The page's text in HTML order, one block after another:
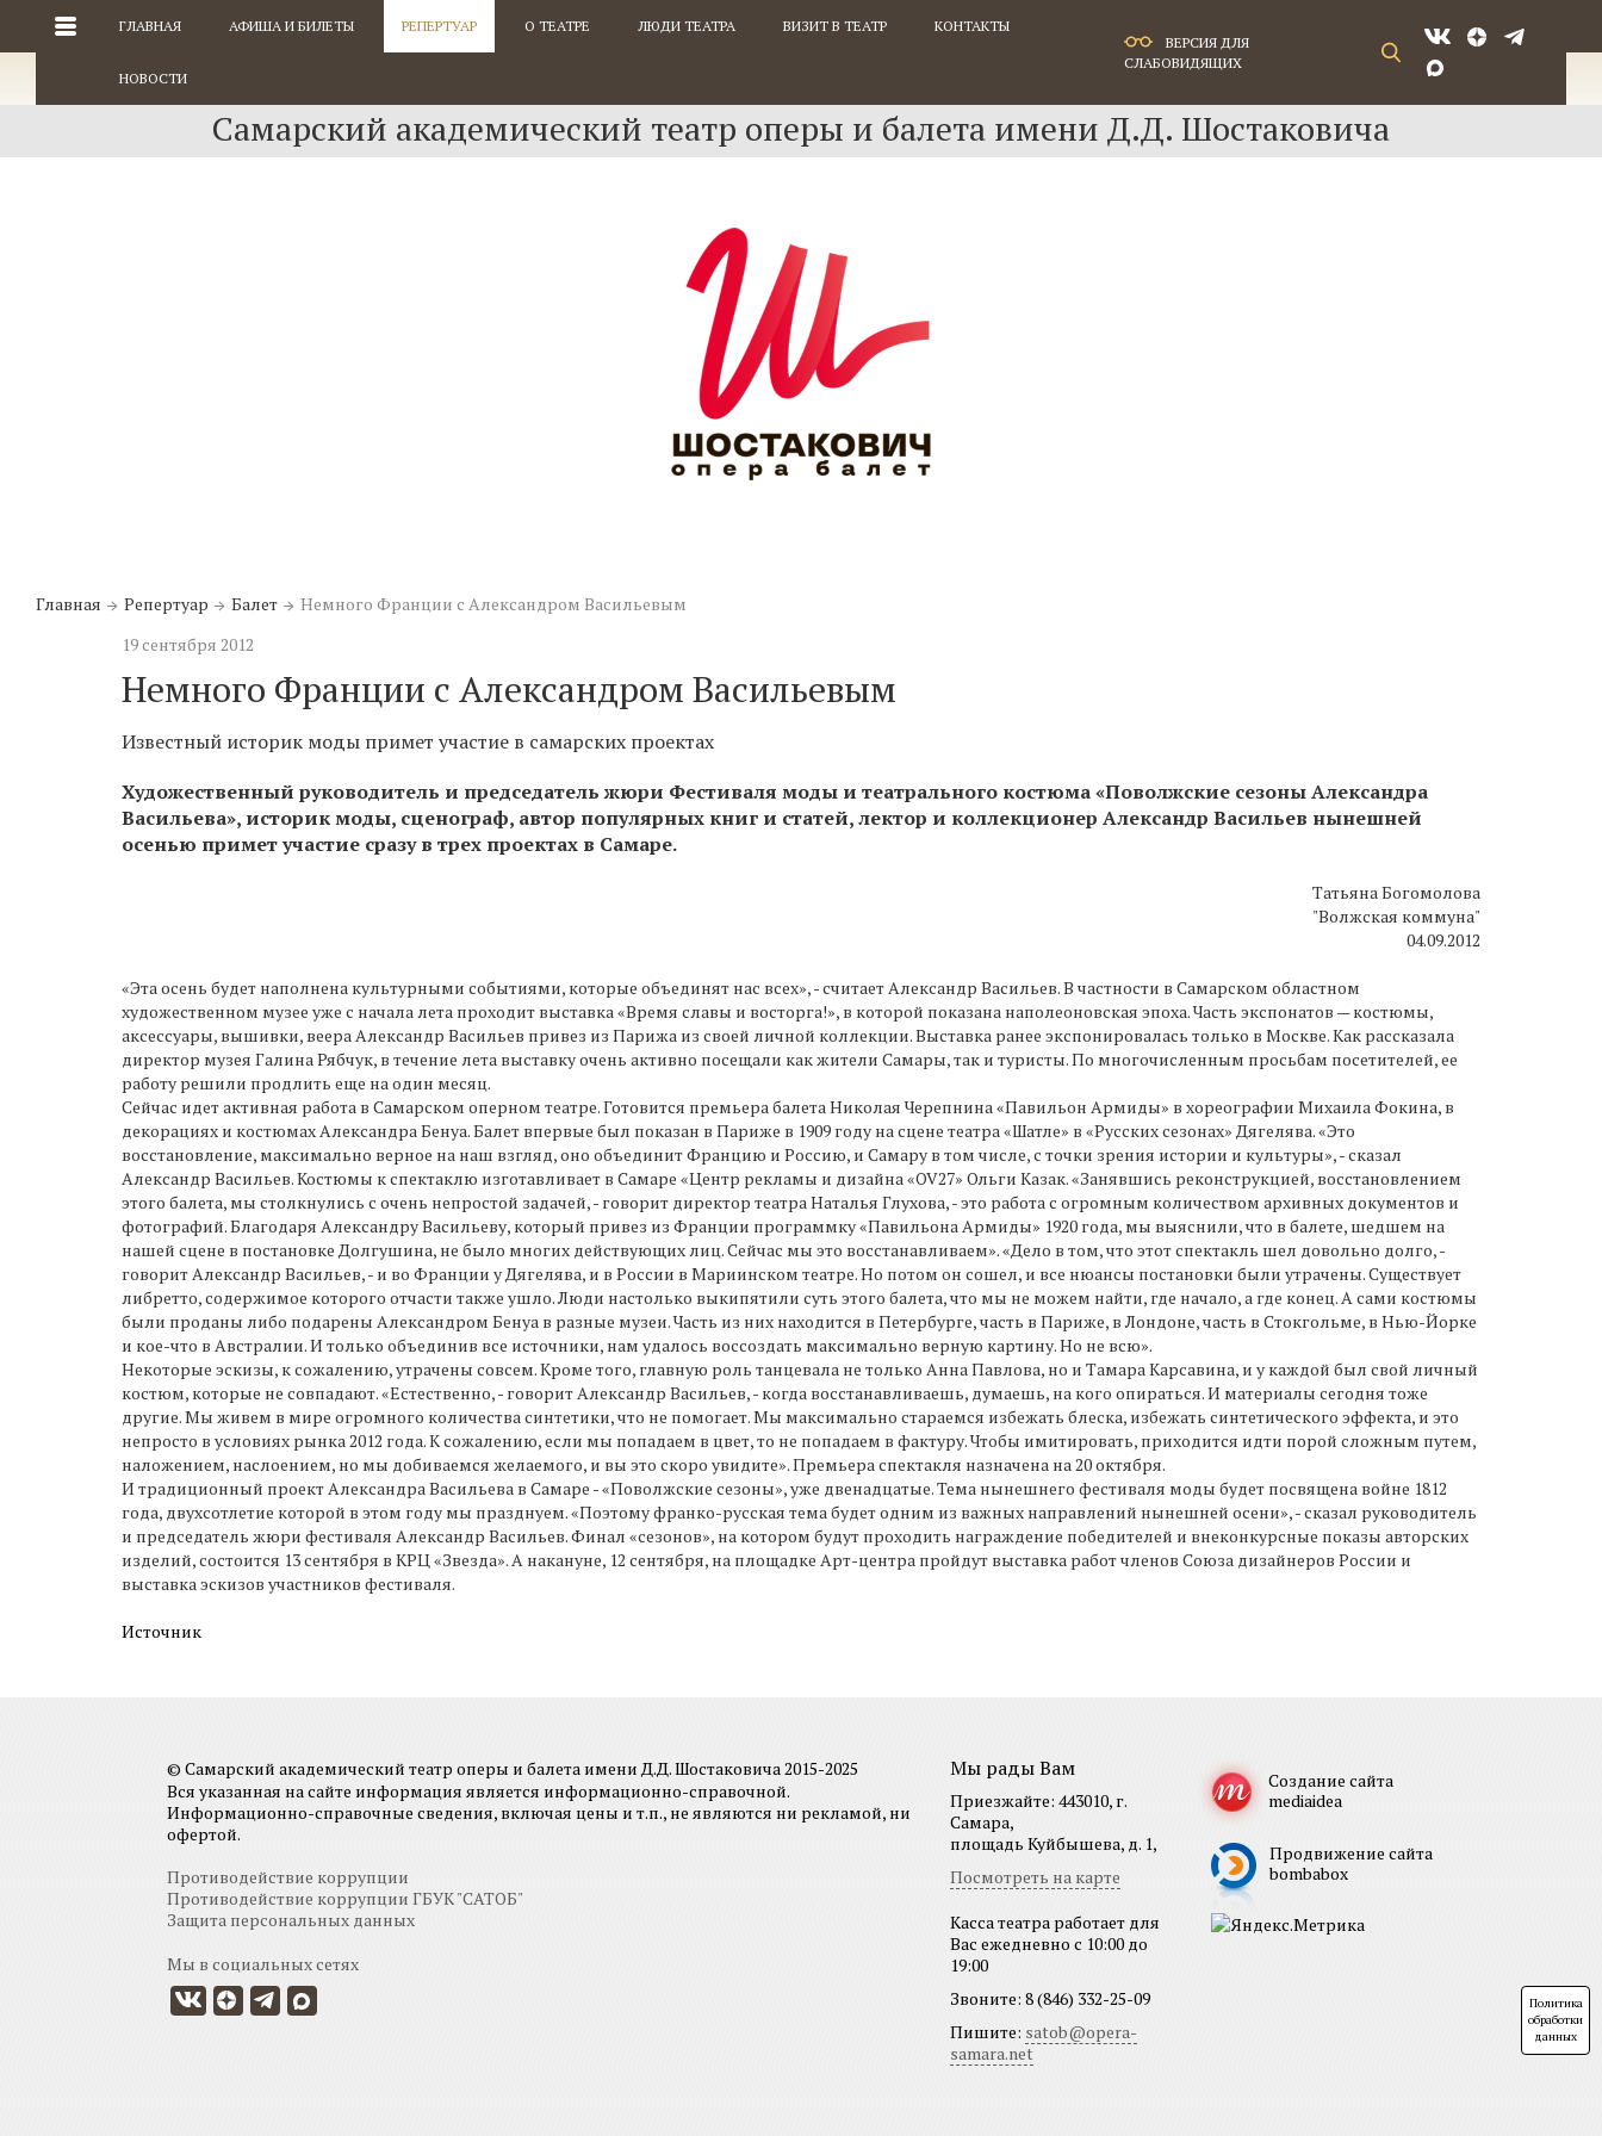
ГЛАВНАЯ АФИША И БИЛЕТЫ РЕПЕРТУАР О ТЕАТРЕ ЛЮДИ ТЕАТРА ВИЗИТ В ТЕАТР КОНТАКТЫ
НОВОСТИ
ВЕРСИЯ ДЛЯ
СЛАБОВИДЯЩИХ
Самарский академический театр оперы и балета имени Д.Д. Шостаковича
Главная Репертуар Балет
Немного Франции с Александром Васильевым
19 сентября 2012
Немного Франции с Александром Васильевым
Известный историк моды примет участие в самарских проектах
Художественный руководитель и председатель жюри Фестиваля моды и театрального костюма «Поволжские сезоны Александра
Васильева», историк моды, сценограф, автор популярных книг и статей, лектор и коллекционер Александр Васильев нынешней
осенью примет участие сразу в трех проектах в Самаре.
Татьяна Богомолова
"Волжская коммуна"
04.09.2012
«Эта осень будет наполнена культурными событиями, которые объединят нас всех», - считает Александр Васильев. В частности в Самарском областном
художественном музее уже с начала лета проходит выставка «Время славы и восторга!», в которой показана наполеоновская эпоха. Часть экспонатов — костюмы,
аксессуары, вышивки, веера Александр Васильев привез из Парижа из своей личной коллекции. Выставка ранее экспонировалась только в Москве. Как рассказала
директор музея Галина Рябчук, в течение лета выставку очень активно посещали как жители Самары, так и туристы. По многочисленным просьбам посетителей, ее
работу решили продлить еще на один месяц.
Сейчас идет активная работа в Самарском оперном театре. Готовится премьера балета Николая Черепнина «Павильон Армиды» в хореографии Михаила Фокина, в
декорациях и костюмах Александра Бенуа. Балет впервые был показан в Париже в 1909 году на сцене театра «Шатле» в «Русских сезонах» Дягелява. «Это
восстановление, максимально верное на наш взгляд, оно объединит Францию и Россию, и Самару в том числе, с точки зрения истории и культуры», - сказал
Александр Васильев. Костюмы к спектаклю изготавливает в Самаре «Центр рекламы и дизайна «OV27» Ольги Казак. «Занявшись реконструкцией, восстановлением
этого балета, мы столкнулись с очень непростой задачей, - говорит директор театра Наталья Глухова, - это работа с огромным количеством архивных документов и
фотографий. Благодаря Александру Васильеву, который привез из Франции программку «Павильона Армиды» 1920 года, мы выяснили, что в балете, шедшем на
нашей сцене в постановке Долгушина, не было многих действующих лиц. Сейчас мы это восстанавливаем». «Дело в том, что этот спектакль шел довольно долго, -
говорит Александр Васильев, - и во Франции у Дягелява, и в России в Мариинском театре. Но потом он сошел, и все нюансы постановки были утрачены. Существует
либретто, содержимое которого отчасти также ушло. Люди настолько выкипятили суть этого балета, что мы не можем найти, где начало, а где конец. А сами костюмы
были проданы либо подарены Александром Бенуа в разные музеи. Часть из них находится в Петербурге, часть в Париже, в Лондоне, часть в Стокгольме, в Нью-Йорке
и кое-что в Австралии. И только объединив все источники, нам удалось воссоздать максимально верную картину. Но не всю».
Некоторые эскизы, к сожалению, утрачены совсем. Кроме того, главную роль танцевала не только Анна Павлова, но и Тамара Карсавина, и у каждой был свой личный
костюм, которые не совпадают. «Естественно, - говорит Александр Васильев, - когда восстанавливаешь, думаешь, на кого опираться. И материалы сегодня тоже
другие. Мы живем в мире огромного количества синтетики, что не помогает. Мы максимально стараемся избежать блеска, избежать синтетического эффекта, и это
непросто в условиях рынка 2012 года. К сожалению, если мы попадаем в цвет, то не попадаем в фактуру. Чтобы имитировать, приходится идти порой сложным путем,
наложением, наслоением, но мы добиваемся желаемого, и вы это скоро увидите». Премьера спектакля назначена на 20 октября.
И традиционный проект Александра Васильева в Самаре - «Поволжские сезоны», уже двенадцатые. Тема нынешнего фестиваля моды будет посвящена войне 1812
года, двухсотлетие которой в этом году мы празднуем. «Поэтому франко-русская тема будет одним из важных направлений нынешней осени», - сказал руководитель
и председатель жюри фестиваля Александр Васильев. Финал «сезонов», на котором будут проходить награждение победителей и внеконкурсные показы авторских
изделий, состоится 13 сентября в КРЦ «Звезда». А накануне, 12 сентября, на площадке Арт-центра пройдут выставка работ членов Союза дизайнеров России и
выставка эскизов участников фестиваля.
Источник
© Самарский академический театр оперы и балета имени Д.Д. Шостаковича 2015-2025
Вся указанная на сайте информация является информационно-справочной.
Информационно-справочные сведения, включая цены и т.п., не являются ни рекламой, ни
офертой.
Противодействие коррупции
Противодействие коррупции ГБУК "САТОБ"
Защита персональных данных
Мы в социальных сетях
Мы рады Вам
Приезжайте: 443010, г.
Самара,
площадь Куйбышева, д. 1,
Посмотреть на карте
Касса театра работает для
Вас ежедневно с 10:00 до
19:00
Звоните: 8 (846) 332-25-09
Пишите: satob@opera-
samara.net
Создание сайта
mediaidea
Продвижение сайта
bombabox
Политика
обработки
данных